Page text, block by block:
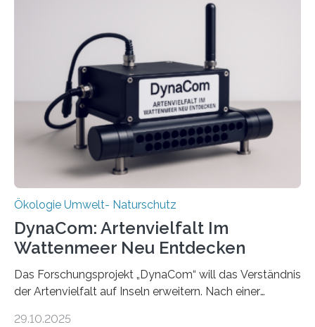
Ökologie Umwelt- Naturschutz
DynaCom: Artenvielfalt Im
Wattenmeer Neu Entdecken
Das Forschungsprojekt „DynaCom“ will das Verständnis
der Artenvielfalt auf Inseln erweitern. Nach einer
29.10.2025